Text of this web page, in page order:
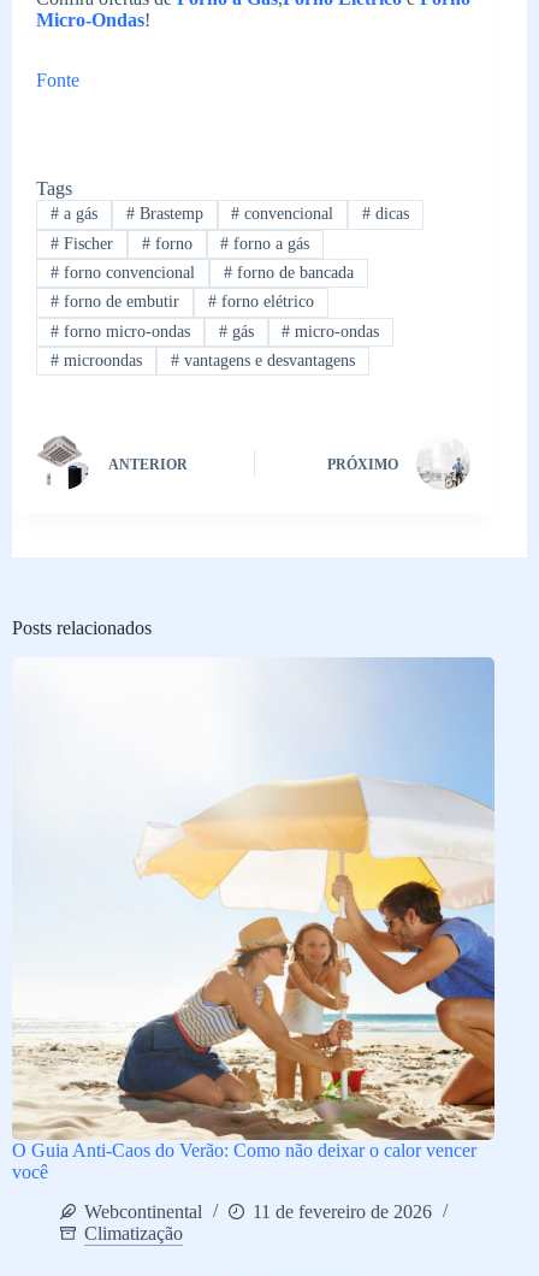
Micro-Ondas!
Fonte
Tags
#a gás #Brastemp # convencional # dicas
#Fischer #forno # forno a gás
#forno convencional #forno de bancada
#forno de embutir #forno elétrico
#forno micro-ondas #gás # micro-ondas
#microondas #vantagens e desvantagens
ANTERIOR PRÓXIMO
Posts relacionados
O Guia Anti-Caos do Verão: Como não deixar o calor vencer
você
Webcontinental
11 de fevereiro de 2026
Climatização